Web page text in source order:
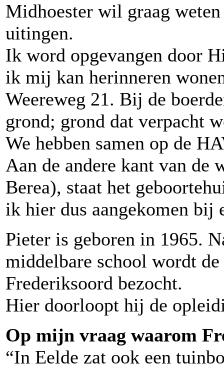
Midhoester wil graag
uitingen.
Ik word opgevangen door
ik mij kan herinneren
Weereweg 21. Bij de
grond; grond dat verpacht
We hebben samen op de
Aan de andere kant van de
Berea), staat het
ik hier dus aangekomen bij
Pieter is geboren in 1965.
middelbare school wordt
Frederiksoord bezocht.
Hier doorloopt hij de
Op mijn vraag waarom
“In Eelde zat ook een